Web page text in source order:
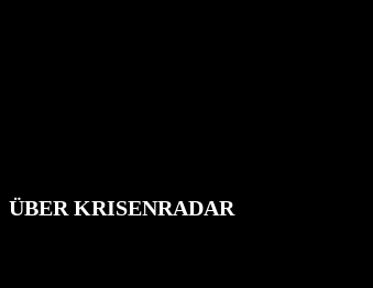
ÜBER KRISENRADAR